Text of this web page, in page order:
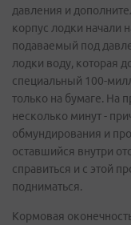
давления и
корпус лодки начали
подаваемый под
лодки воду, которая
специальный 100-
только на бумаге. На
несколько минут -
обмундирования и
оставшийся внутри
справиться и с этой
подниматься.
Кормовая